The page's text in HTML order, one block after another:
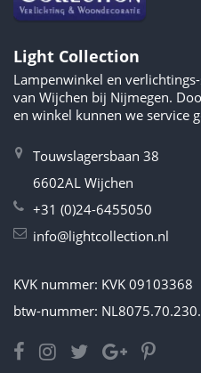
Light Collection
Lampenwinkel en
van Wijchen bij Nijmegen.
en winkel kunnen we service
Touwslagersbaan 38
6602AL Wijchen
+31 (0)24-6455050
info@lightcollection.nl
KVK nummer: KVK 09103368
btw-nummer: